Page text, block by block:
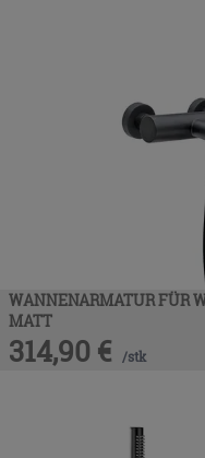
WANNENARMATUR FÜR
MATT
314,90 € /stk